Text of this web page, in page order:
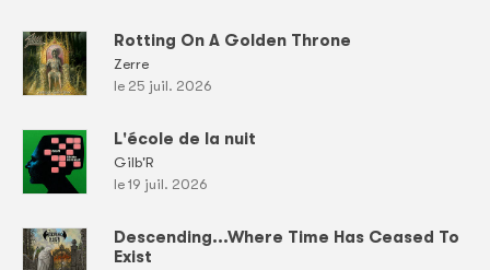
Rotting On A Golden Throne
Zerre
le 25 juil. 2026
L'école de la nuit
Gilb'R
le 19 juil. 2026
Descending...Where Time Has Ceased To
Exist